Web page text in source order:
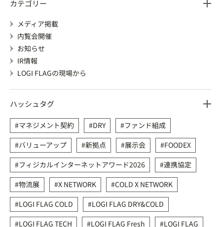
カテゴリー
メディア掲載
内覧会開催
お知らせ
IR情報
LOGI FLAGの現場から
ハッシュタグ
マネジメント契約 DRY
ファンド組成
バリューアップ
新拠点 展示会
FOODEX
フィジカルインターネットアワード2026
連携協定
物流展
X NETWORK
COLD X NETWORK
LOGI FLAG COLD
LOGI FLAG DRY&COLD
LOGI FLAG TECH
LOGI FLAG Fresh LOGI FLAG